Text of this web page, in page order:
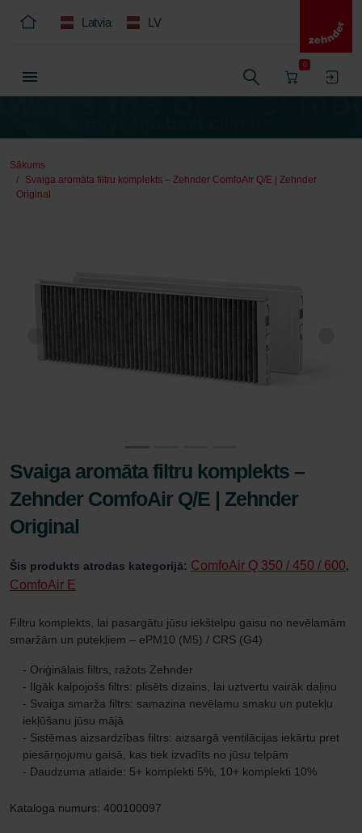
Latvia LV
0
Sākums
Svaiga aromāta filtru komplekts – Zehnder ComfoAir Q/E | Zehnder
Original
Svaiga aromāta filtru komplekts –
Zehnder ComfoAir Q/E | Zehnder
Original
Šis produkts atrodas kategorijā: ComfoAir Q 350 / 450 / 600,
ComfoAir E
Filtru komplekts, lai pasargātu jūsu iekštelpu gaisu no nevēlamām
smaržām un putekļiem – ePM10 (M5) / CRS (G4)
- Oriģinālais filtrs, ražots Zehnder
- Ilgāk kalpojošs filtrs: plisēts dizains, lai uztvertu vairāk daļiņu
- Svaiga smarža filtrs: samazina nevēlamu smaku un putekļu
iekļūšanu jūsu mājā
- Sistēmas aizsardzības filtrs: aizsargā ventilācijas iekārtu pret
piesārņojumu gaisā, kas tiek izvadīts no jūsu telpām
- Daudzuma atlaide: 5+ komplekti 5%, 10+ komplekti 10%
Kataloga numurs: 400100097